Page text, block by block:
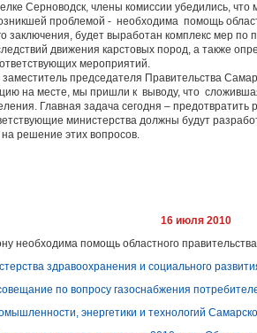
Серноводск, члены комиссии убедились, что
проблемой - необходима помощь
заключения, будет выработан комплекс мер
движения карстовых пород, а также
мероприятий.
председателя Правительства
на месте, мы пришли к выводу, что
Главная задача сегодня – предотвратить
министерства должны будут
решение этих вопросов.
16 июля 2010
необходима помощь областного
здравоохранения и социального
по вопросу газоснабжения
энергетики и технологий